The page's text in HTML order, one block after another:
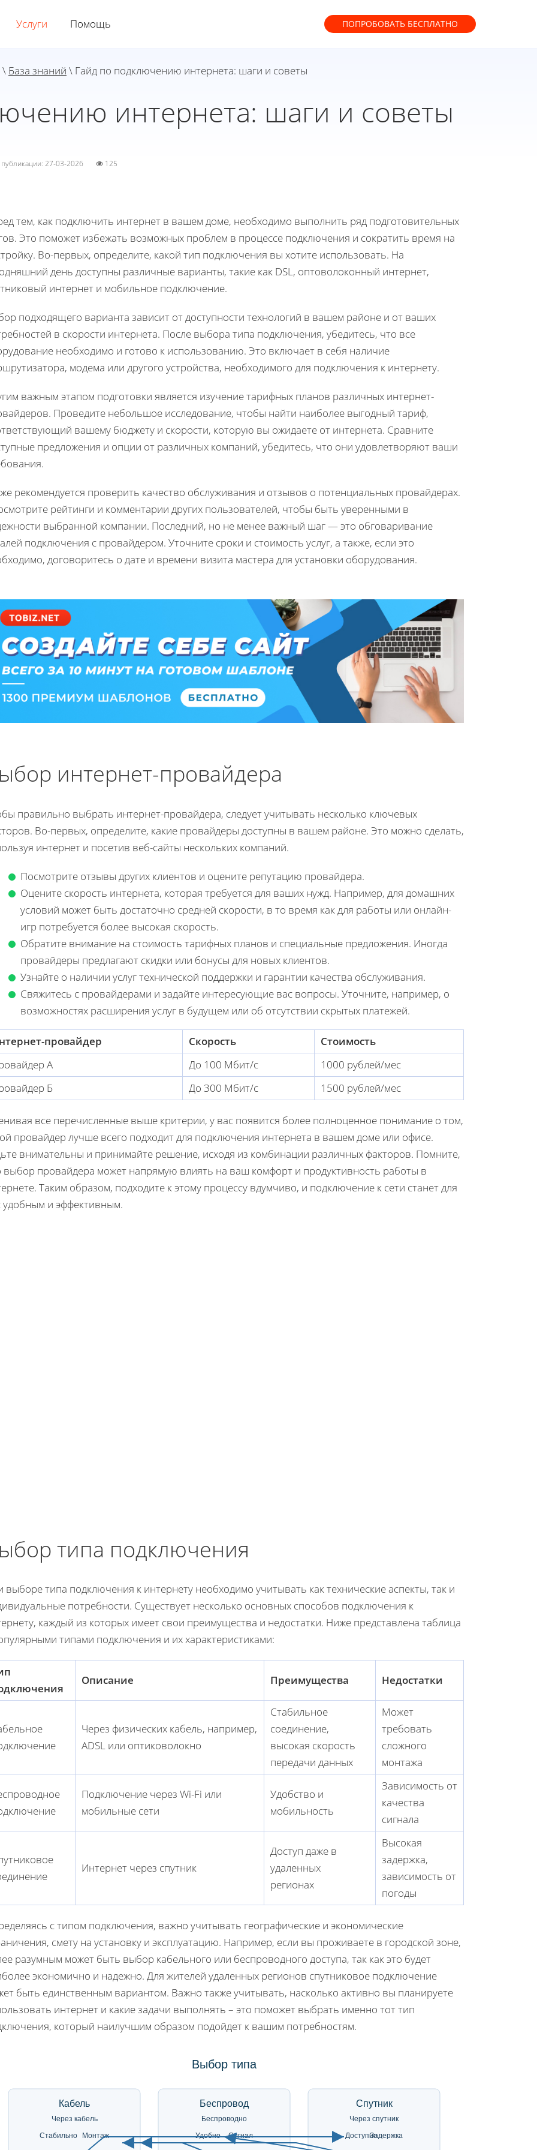
Услуги Помощь ПОПРОБОВАТЬ БЕСПЛАТНО
\ База знаний \ Гайд по подключению интернета: шаги и советы
интернета: шаги и советы
публикации: 27-03-2026 125
тем, как подключить интернет в вашем доме, необходимо выполнить ряд подготовительных
Это поможет избежать возможных проблем в процессе подключения и сократить время на
Во-первых, определите, какой тип подключения вы хотите использовать. На
день доступны различные варианты, такие как DSL, оптоволоконный интернет,
интернет и мобильное подключение.
подходящего варианта зависит от доступности технологий в вашем районе и от ваших
в скорости интернета. После выбора типа подключения, убедитесь, что все
необходимо и готово к использованию. Это включает в себя наличие
модема или другого устройства, необходимого для подключения к интернету.
важным этапом подготовки является изучение тарифных планов различных интернет-
Проведите небольшое исследование, чтобы найти наиболее выгодный тариф,
вашему бюджету и скорости, которую вы ожидаете от интернета. Сравните
предложения и опции от различных компаний, убедитесь, что они удовлетворяют ваши
рекомендуется проверить качество обслуживания и отзывов о потенциальных провайдерах.
рейтинги и комментарии других пользователей, чтобы быть уверенными в
выбранной компании. Последний, но не менее важный шаг — это обговаривание
подключения с провайдером. Уточните сроки и стоимость услуг, а также, если это
договоритесь о дате и времени визита мастера для установки оборудования.
интернет-провайдера
правильно выбрать интернет-провайдера, следует учитывать несколько ключевых
Во-первых, определите, какие провайдеры доступны в вашем районе. Это можно сделать,
интернет и посетив веб-сайты нескольких компаний.
Посмотрите отзывы других клиентов и оцените репутацию провайдера.
Оцените скорость интернета, которая требуется для ваших нужд. Например, для домашних
условий может быть достаточно средней скорости, в то время как для работы или онлайн-
игр потребуется более высокая скорость.
Обратите внимание на стоимость тарифных планов и специальные предложения. Иногда
провайдеры предлагают скидки или бонусы для новых клиентов.
Узнайте о наличии услуг технической поддержки и гарантии качества обслуживания.
Свяжитесь с провайдерами и задайте интересующие вас вопросы. Уточните, например, о
возможностях расширения услуг в будущем или об отсутствии скрытых платежей.
провайдер Скорость
Стоимость
А
До 100 Мбит/с
1000 рублей/мес
Б
До 300 Мбит/с 1500 рублей/мес
все перечисленные выше критерии, у вас появится более полноценное понимание о том,
провайдер лучше всего подходит для подключения интернета в вашем доме или офисе.
внимательны и принимайте решение, исходя из комбинации различных факторов. Помните,
выбор провайдера может напрямую влиять на ваш комфорт и продуктивность работы в
Таким образом, подходите к этому процессу вдумчиво, и подключение к сети станет для
удобным и эффективным.
типа подключения
выборе типа подключения к интернету необходимо учитывать как технические аспекты, так и
потребности. Существует несколько основных способов подключения к
каждый из которых имеет свои преимущества и недостатки. Ниже представлена таблица
типами подключения и их характеристиками:
Описание Преимущества Недостатки
Через физических кабель, например,
ADSL или оптиковолокно
Стабильное
соединение,
высокая скорость
передачи данных
Может
требовать
сложного
монтажа
Подключение через Wi-Fi или
мобильные сети
Удобство и
мобильность
Зависимость от
качества
сигнала
Интернет через спутник
Доступ даже в
удаленных
регионах
Высокая
задержка,
зависимость от
погоды
с типом подключения, важно учитывать географические и экономические
смету на установку и эксплуатацию. Например, если вы проживаете в городской зоне,
разумным может быть выбор кабельного или беспроводного доступа, так как это будет
экономично и надежно. Для жителей удаленных регионов спутниковое подключение
быть единственным вариантом. Важно также учитывать, насколько активно вы планируете
интернет и какие задачи выполнять – это поможет выбрать именно тот тип
который наилучшим образом подойдет к вашим потребностям.
Выбор типа
Кабель
Через кабель
Стабильно
Монтаж
Беспровод
Беспроводно
Удобно
Сигнал
Спутник
Через спутник
ДоступноЗадержка